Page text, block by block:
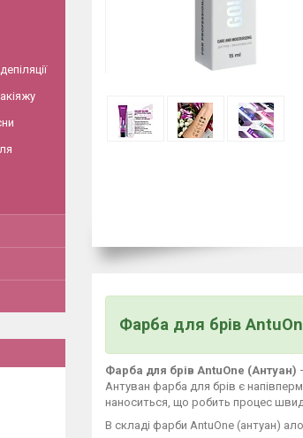
Фарба для брів
Фарба для брів AntuOne (Антуан)
Антуван фарба для брів є
наноситься, що робить процес
В складі фарби AntuOne (антуан)